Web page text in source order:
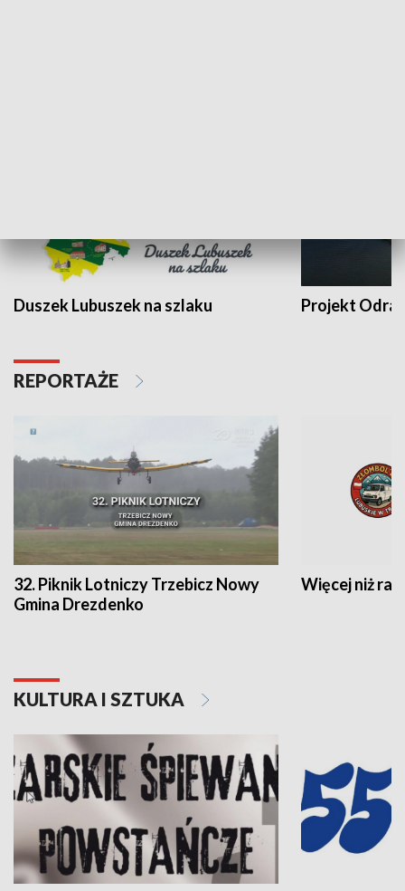
Duszek Lubuszek na szlaku Projekt Odra
REPORTAŻE
32. Piknik Lotniczy Trzebicz Nowy
Gmina Drezdenko
Więcej niż rajd
KULTURA I SZTUKA